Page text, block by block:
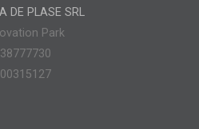
DE PLASE SRL
Park